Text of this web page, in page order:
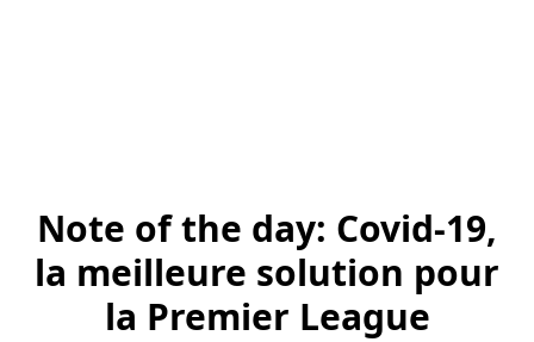
Note of the day: Covid-19,
la meilleure solution pour
la Premier League